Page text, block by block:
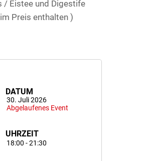
/ Eistee und Digestife
Preis enthalten )
DATUM
30. Juli 2026
Abgelaufenes Event
UHRZEIT
18:00 - 21:30